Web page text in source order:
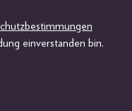
einverstanden bin.